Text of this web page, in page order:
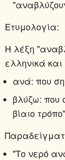
Ετυμολογία:
Η λέξη
ελληνικά
ανά: που
βλύζω: που
βίαιο τρόπο"
"Το νερό